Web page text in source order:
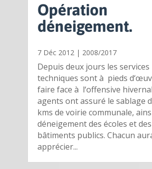
Opération
déneigement.
7 Déc 2012| 2008/2017
Depuis deux jours les services
techniques sont à pieds
faire face à l‘offensive
agents ont assuré le sablage
kms de voirie communale,
déneigement des écoles et des
bâtiments publics. Chacun
apprécier...